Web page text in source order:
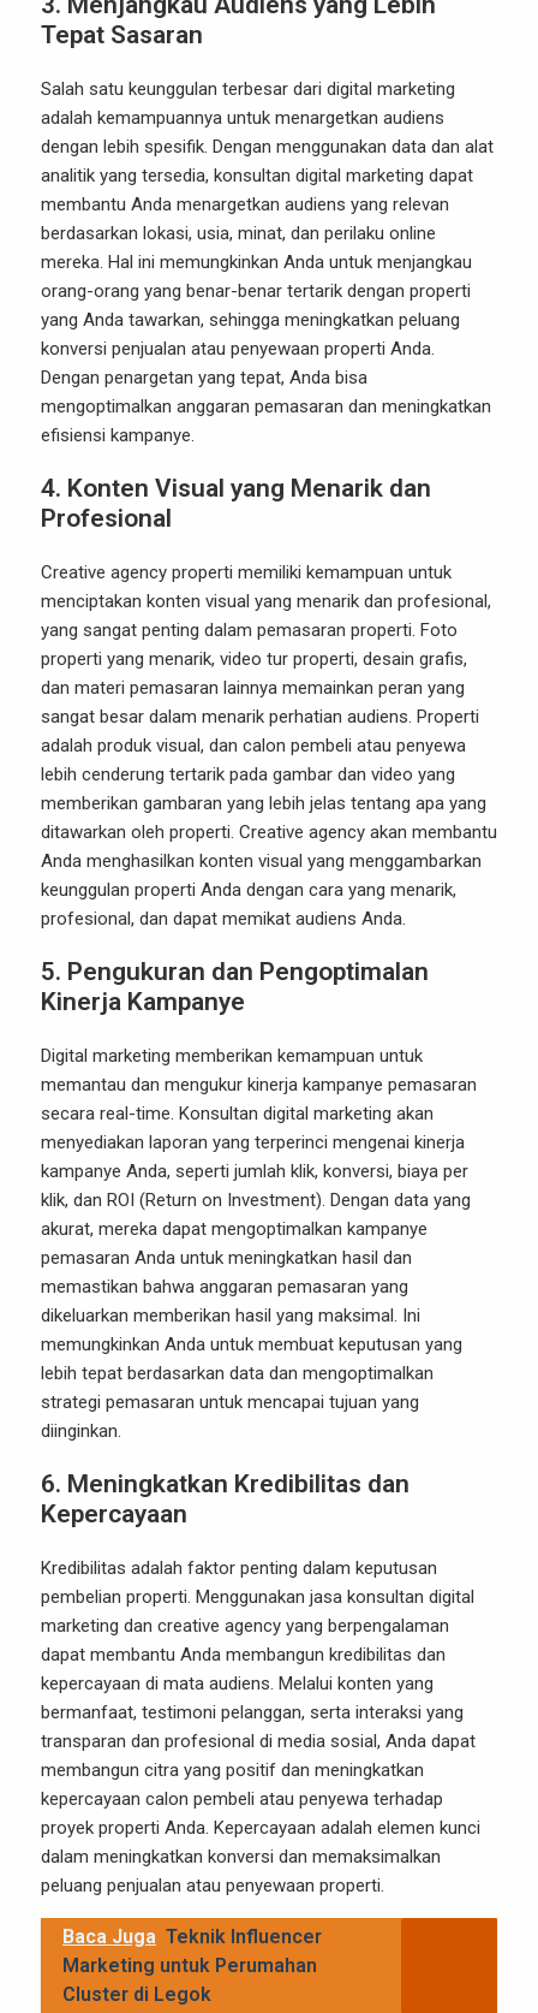
Tepat Sasaran
Salah satu keunggulan terbesar dari digital marketing
adalah kemampuannya untuk menargetkan audiens
dengan lebih spesifik. Dengan menggunakan data dan alat
analitik yang tersedia, konsultan digital marketing dapat
membantu Anda menargetkan audiens yang relevan
berdasarkan lokasi, usia, minat, dan perilaku online
mereka. Hal ini memungkinkan Anda untuk menjangkau
orang-orang yang benar-benar tertarik dengan properti
yang Anda tawarkan, sehingga meningkatkan peluang
konversi penjualan atau penyewaan properti Anda.
Dengan penargetan yang tepat, Anda bisa
mengoptimalkan anggaran pemasaran dan meningkatkan
efisiensi kampanye.
4. Konten Visual yang Menarik dan
Profesional
Creative agency properti memiliki kemampuan untuk
menciptakan konten visual yang menarik dan profesional,
yang sangat penting dalam pemasaran properti. Foto
properti yang menarik, video tur properti, desain grafis,
dan materi pemasaran lainnya memainkan peran yang
sangat besar dalam menarik perhatian audiens. Properti
adalah produk visual, dan calon pembeli atau penyewa
lebih cenderung tertarik pada gambar dan video yang
memberikan gambaran yang lebih jelas tentang apa yang
ditawarkan oleh properti. Creative agency akan membantu
Anda menghasilkan konten visual yang menggambarkan
keunggulan properti Anda dengan cara yang menarik,
profesional, dan dapat memikat audiens Anda.
5. Pengukuran dan Pengoptimalan
Kinerja Kampanye
Digital marketing memberikan kemampuan untuk
memantau dan mengukur kinerja kampanye pemasaran
secara real-time. Konsultan digital marketing akan
menyediakan laporan yang terperinci mengenai kinerja
kampanye Anda, seperti jumlah klik, konversi, biaya per
klik, dan ROI (Return on Investment). Dengan data yang
akurat, mereka dapat mengoptimalkan kampanye
pemasaran Anda untuk meningkatkan hasil dan
memastikan bahwa anggaran pemasaran yang
dikeluarkan memberikan hasil yang maksimal. Ini
memungkinkan Anda untuk membuat keputusan yang
lebih tepat berdasarkan data dan mengoptimalkan
strategi pemasaran untuk mencapai tujuan yang
diinginkan.
6. Meningkatkan Kredibilitas dan
Kepercayaan
Kredibilitas adalah faktor penting dalam keputusan
pembelian properti. Menggunakan jasa konsultan digital
marketing dan creative agency yang berpengalaman
dapat membantu Anda membangun kredibilitas dan
kepercayaan di mata audiens. Melalui konten yang
bermanfaat, testimoni pelanggan, serta interaksi yang
transparan dan profesional di media sosial, Anda dapat
membangun citra yang positif dan meningkatkan
kepercayaan calon pembeli atau penyewa terhadap
proyek properti Anda. Kepercayaan adalah elemen kunci
dalam meningkatkan konversi dan memaksimalkan
peluang penjualan atau penyewaan properti.
Baca Juga Teknik Influencer
Marketing untuk Perumahan
Cluster di Legok